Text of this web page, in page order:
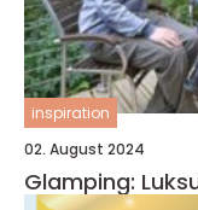
inspiration
02. August 2024
Glamping: